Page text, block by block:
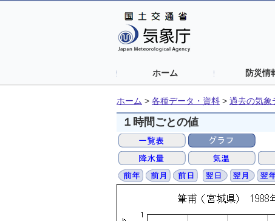
ホーム 防災情
ホーム > 各種データ・資料 > 過去の気象
１時間ごとの値